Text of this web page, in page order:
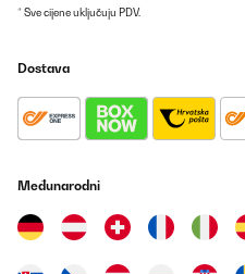
* Sve cijene uključuju PDV.
Dostava
Međunarodni